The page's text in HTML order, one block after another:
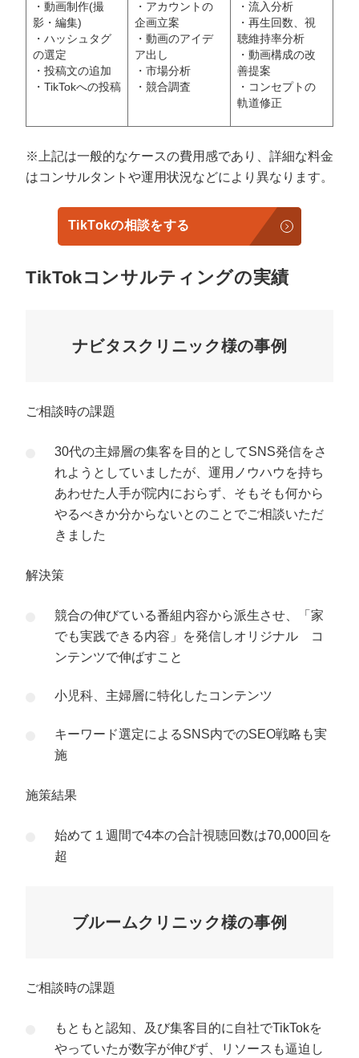
・動画制作(撮
影・編集)
・ハッシュタグ
の選定
・投稿文の追加
・TikTokへの投稿
・アカウントの
企画立案
・動画のアイデ
ア出し
・市場分析
・競合調査
・流入分析
・再生回数、視
聴維持率分析
・動画構成の改
善提案
・コンセプトの
軌道修正
※上記は一般的なケースの費用感であり、詳細な料金
はコンサルタントや運用状況などにより異なります。
TikTokの相談をする
TikTokコンサルティングの実績
ナビタスクリニック様の事例
ご相談時の課題
30代の主婦層の集客を目的としてSNS発信をさ
れようとしていましたが、運用ノウハウを持ち
あわせた人手が院内におらず、そもそも何から
やるべきか分からないとのことでご相談いただ
きました
解決策
競合の伸びている番組内容から派生させ、「家
でも実践できる内容」を発信しオリジナル コ
ンテンツで伸ばすこと
小児科、主婦層に特化したコンテンツ
キーワード選定によるSNS内でのSEO戦略も実
施
施策結果
始めて１週間で4本の合計視聴回数は70,000回を
超
ブルームクリニック様の事例
ご相談時の課題
もともと認知、及び集客目的に自社でTikTokを
やっていたが数字が伸びず、リソースも逼迫し